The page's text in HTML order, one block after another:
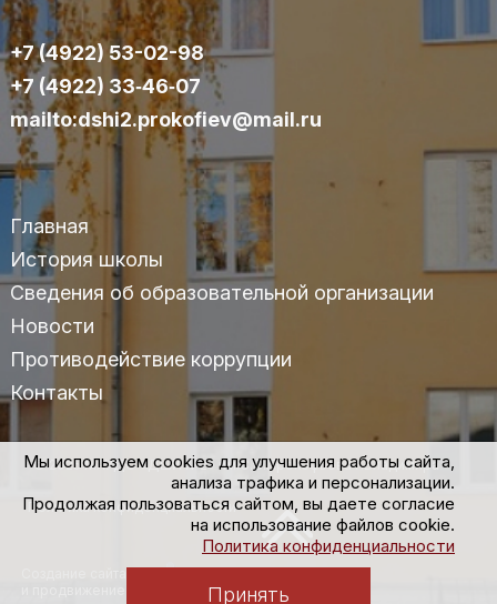
Мы используем cookies для улучшения работы сайта,
анализа трафика и персонализации.
Продолжая пользоваться сайтом, вы даете согласие
на использование файлов cookie.
Политика конфиденциальности
Принять
+7 (4922) 53-02-98
+7 (4922) 33‑46‑07
mailto:dshi2.prokofiev@mail.ru
Главная
История школы
Сведения об образовательной организации
Новости
Противодействие коррупции
Контакты
© 2025 МАУДО «ДШИ №2» им.С.С.Прокофьева г.Владимира
Политика конфиденциальности